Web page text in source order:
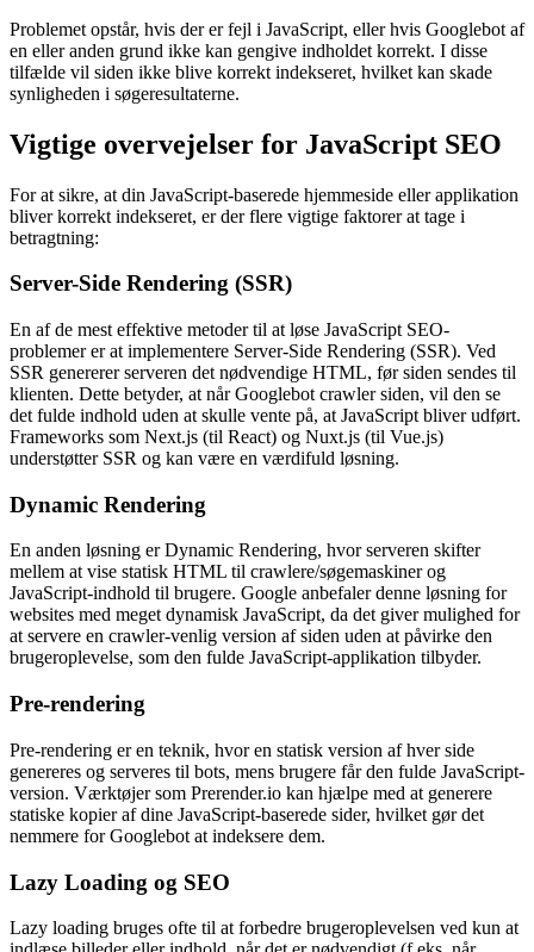
Problemet opstår, hvis der er fejl i JavaScript, eller hvis Googlebot af
en eller anden grund ikke kan gengive indholdet korrekt. I disse
tilfælde vil siden ikke blive korrekt indekseret, hvilket kan skade
synligheden i søgeresultaterne.
Vigtige overvejelser for JavaScript SEO
For at sikre, at din JavaScript-baserede hjemmeside eller applikation
bliver korrekt indekseret, er der flere vigtige faktorer at tage i
betragtning:
Server-Side Rendering (SSR)
En af de mest effektive metoder til at løse JavaScript SEO-
problemer er at implementere Server-Side Rendering (SSR). Ved
SSR genererer serveren det nødvendige HTML, før siden sendes til
klienten. Dette betyder, at når Googlebot crawler siden, vil den se
det fulde indhold uden at skulle vente på, at JavaScript bliver udført.
Frameworks som Next.js (til React) og Nuxt.js (til Vue.js)
understøtter SSR og kan være en værdifuld løsning.
Dynamic Rendering
En anden løsning er Dynamic Rendering, hvor serveren skifter
mellem at vise statisk HTML til crawlere/søgemaskiner og
JavaScript-indhold til brugere. Google anbefaler denne løsning for
websites med meget dynamisk JavaScript, da det giver mulighed for
at servere en crawler-venlig version af siden uden at påvirke den
brugeroplevelse, som den fulde JavaScript-applikation tilbyder.
Pre-rendering
Pre-rendering er en teknik, hvor en statisk version af hver side
genereres og serveres til bots, mens brugere får den fulde JavaScript-
version. Værktøjer som Prerender.io kan hjælpe med at generere
statiske kopier af dine JavaScript-baserede sider, hvilket gør det
nemmere for Googlebot at indeksere dem.
Lazy Loading og SEO
Lazy loading bruges ofte til at forbedre brugeroplevelsen ved kun at